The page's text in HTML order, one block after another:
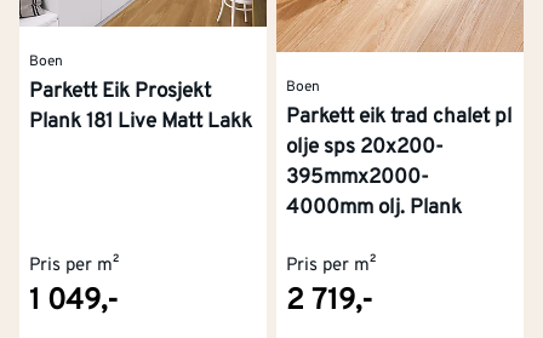
Boen
Parkett Eik Prosjekt
Plank 181 Live Matt Lakk
Pris per m²
1 049,-
Boen
Parkett eik trad chalet pl
olje sps 20x200-
395mmx2000-
4000mm olj. Plank
Pris per m²
2 719,-